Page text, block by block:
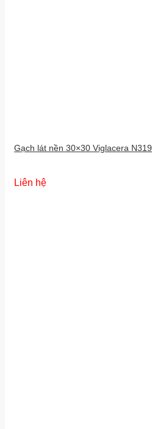
Gạch lát nền 30×30 Viglacera N319
Liên hệ